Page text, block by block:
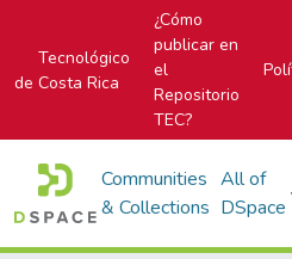
Tecnológico
de Costa Rica
¿Cómo
publicar en
el
Repositorio
TEC?
Communities
& Collections
All of
DSpace